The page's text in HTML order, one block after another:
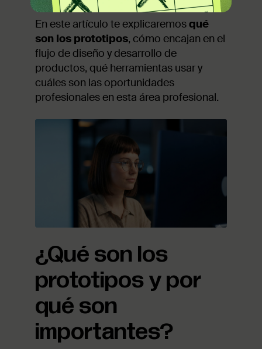
En este artículo te explicaremosqué
son los prototipos, cómo encajan en el
flujo de diseño y desarrollo de
productos, qué herramientas usar y
cuáles son las oportunidades
profesionales en esta área profesional.
¿Qué son los
prototipos y por
qué son
importantes?